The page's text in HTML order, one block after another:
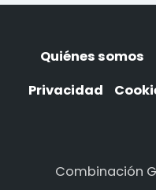
Quiénes somos
Privacidad
Combinación